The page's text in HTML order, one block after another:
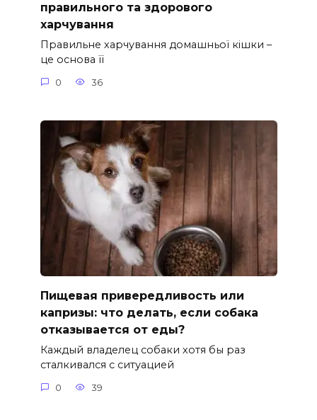
правильного та здорового
харчування
Правильне харчування домашньої кішки –
це основа її
0 36
Пищевая привередливость или
капризы: что делать, если собака
отказывается от еды?
Каждый владелец собаки хотя бы раз
сталкивался с ситуацией
0 39